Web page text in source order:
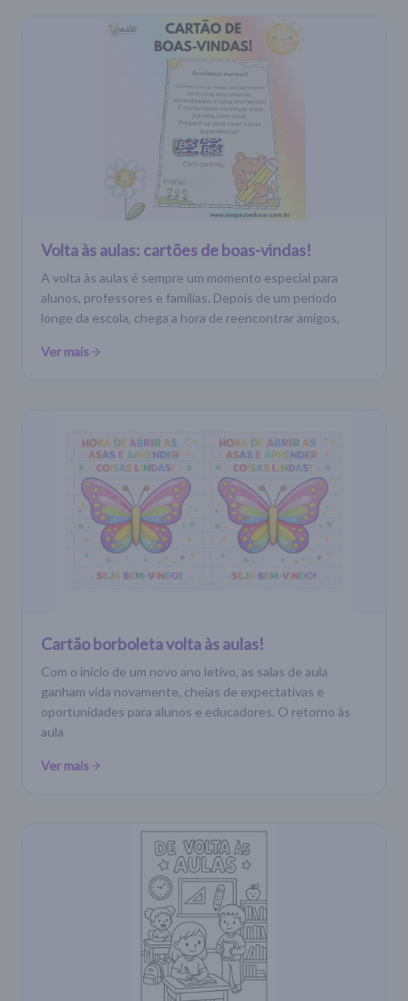
Volta às aulas: cartões de boas-vindas!
A volta às aulas é sempre um momento especial para
alunos, professores e famílias. Depois de um período
longe da escola, chega a hora de reencontrar amigos,
Ver mais
Cartão borboleta volta às aulas!
Com o início de um novo ano letivo, as salas de aula
ganham vida novamente, cheias de expectativas e
oportunidades para alunos e educadores. O retorno às
aula
Ver mais